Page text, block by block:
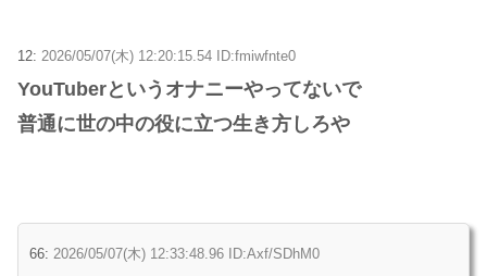
12: 2026/05/07(木) 12:20:15.54 ID:fmiwfnte0
YouTuberというオナニーやってないで
普通に世の中の役に立つ生き方しろや
66: 2026/05/07(木) 12:33:48.96 ID:Axf/SDhM0